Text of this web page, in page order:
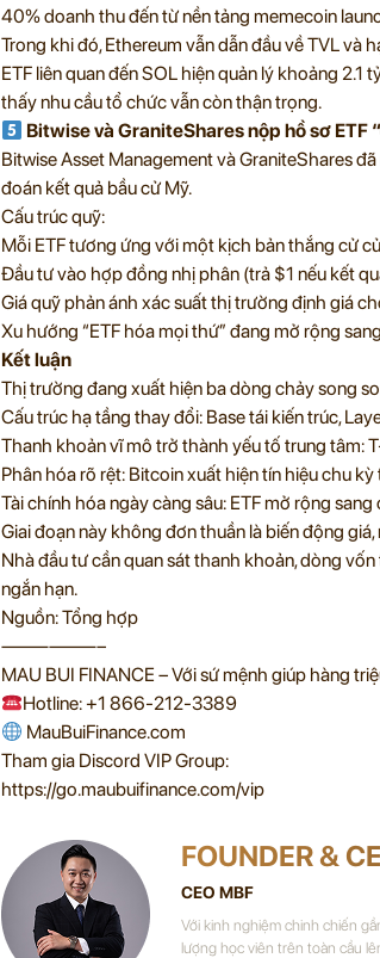
40% doanh thu đến từ nền tảng memecoin
Trong khi đó, Ethereum vẫn dẫn đầu về TVL và
ETF liên quan đến SOL hiện quản lý khoảng
thấy nhu cầu tổ chức vẫn còn thận trọng.
Bitwise và GraniteShares nộp hồ sơ ETF
Bitwise Asset Management và GraniteShares
đoán kết quả bầu cử Mỹ.
Cấu trúc quỹ:
Mỗi ETF tương ứng với một kịch bản thắng cử
Đầu tư vào hợp đồng nhị phân (trả $1 nếu kết
Giá quỹ phản ánh xác suất thị trường định giá
Xu hướng “ETF hóa mọi thứ” đang mở rộng
Kết luận
Thị trường đang xuất hiện ba dòng chảy song
Cấu trúc hạ tầng thay đổi: Base tái kiến trúc,
Thanh khoản vĩ mô trở thành yếu tố trung tâm:
Phân hóa rõ rệt: Bitcoin xuất hiện tín hiệu chu
Tài chính hóa ngày càng sâu: ETF mở rộng
Giai đoạn này không đơn thuần là biến động
Nhà đầu tư cần quan sát thanh khoản, dòng
ngắn hạn.
Nguồn: Tổng hợp
——————–
MAU BUI FINANCE – Với sứ mệnh giúp hàng
Hotline: +1 866-212-3389
MauBuiFinance.com
Tham gia Discord VIP Group:
https://go.maubuifinance.com/vip
FOUNDER &
CEO MBF
Với kinh nghiệm chinh chiến
lượng học viên trên toàn cầu